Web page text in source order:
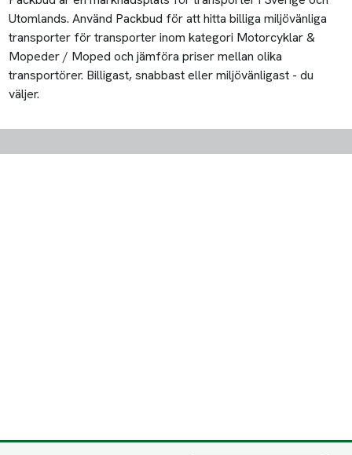
Utomlands. Använd Packbud för att hitta billiga miljövänliga
transporter för transporter inom kategori Motorcyklar &
Mopeder / Moped och jämföra priser mellan olika
transportörer. Billigast, snabbast eller miljövänligast - du
väljer.